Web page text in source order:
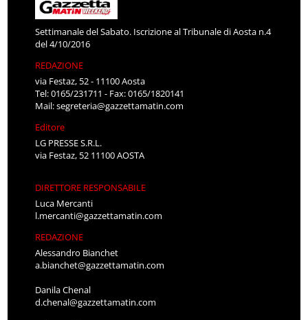
Settimanale del Sabato. Iscrizione al Tribunale di Aosta n.4
del 4/10/2016
REDAZIONE
via Festaz, 52 - 11100 Aosta
Tel: 0165/231711 - Fax: 0165/1820141
Mail:segreteria@gazzettamatin.com
Editore
LG PRESSE S.R.L.
via Festaz, 52 11100 AOSTA
DIRETTORE RESPONSABILE
Luca Mercanti
l.mercanti@gazzettamatin.com
REDAZIONE
Alessandro Bianchet
a.bianchet@gazzettamatin.com
Danila Chenal
d.chenal@gazzettamatin.com